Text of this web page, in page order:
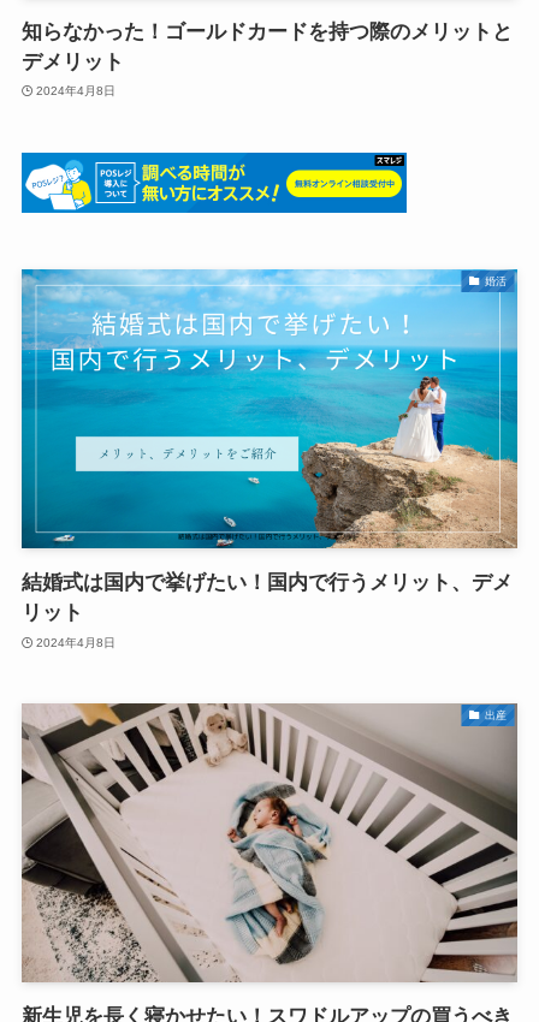
知らなかった！ゴールドカードを持つ際のメリットと
デメリット
2024年4月8日
婚活
結婚式は国内で挙げたい！国内で行うメリット、デメ
リット
2024年4月8日
出産
新生児を長く寝かせたい！スワドルアップの買うべき